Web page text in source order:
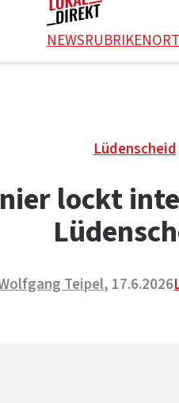
NEWSRUBRIKEN
Lüdenscheid
lockt
Teipel, 17.6.2026